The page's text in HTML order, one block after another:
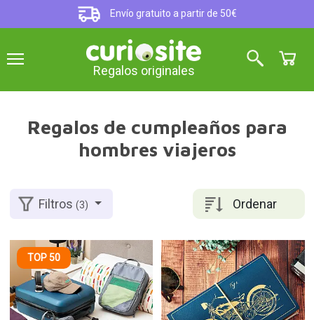
Envío gratuito a partir de 50€
Regalos originales
Regalos de cumpleaños para
hombres viajeros
Ordenar
Filtros(3)
TOP 50